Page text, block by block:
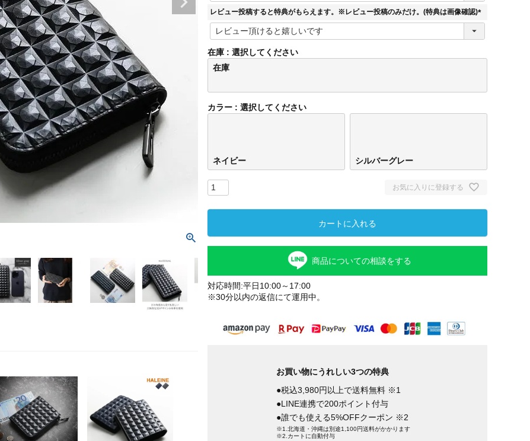
須
レビュー投稿すると特典がもらえます。※レビュー投稿のみだけ。(特典は画像確認)
(
)
在庫
選択してください
在庫
カラー 選択してください
ネイビー シルバーグレー
お気に入りに登録する
カートに入れる
商品についての相談をする
対応時間:平日10:00～17:00
※30分以内の返信にて運用中。
お買い物にうれしい3つの特典
●税込3,980円以上で送料無料 ※1
●LINE連携で200ポイント付与
●誰でも使える5%OFFクーポン ※2
※1.北海道・沖縄は別途1,100円送料がかかります
※2.カートに自動付与